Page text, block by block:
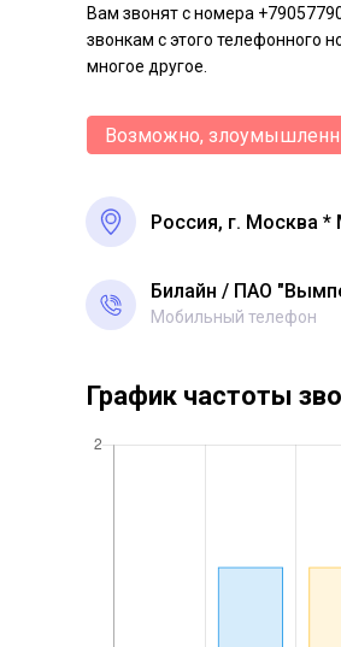
Вам звонят с номера
звонкам с этого телефонного
многое другое.
Возможно,
Россия, г. Москва *
Билайн ПАО
Мобильный телефон
График частоты